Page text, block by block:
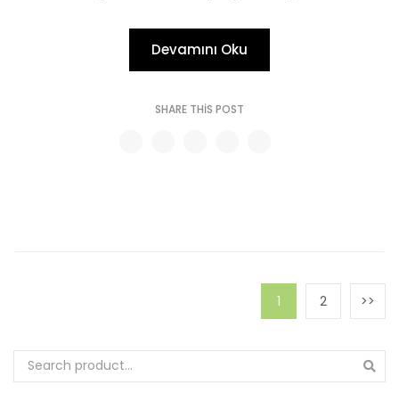
Devamını Oku
SHARE THIS POST
1 2